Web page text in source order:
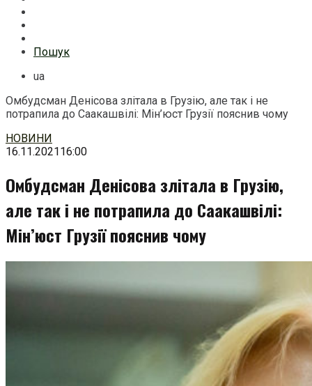
Пошук
ua
Омбудсман Денісова злітала в Грузію, але так і не
потрапила до Саакашвілі: Мін’юст Грузії пояснив чому
Перейти
до
НОВИНИ
16.11.202116:00
Омбудсман Денісова злітала в Грузію,
але так і не потрапила до Саакашвілі:
Мін’юст Грузії пояснив чому